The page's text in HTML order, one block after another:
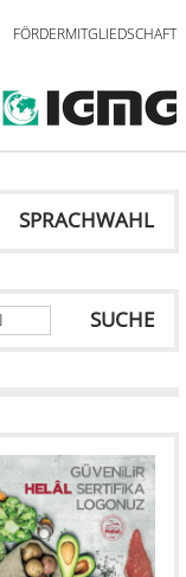
FÖRDERMITGLIEDSCHAFT
SPRACHWAHL
SUCHE